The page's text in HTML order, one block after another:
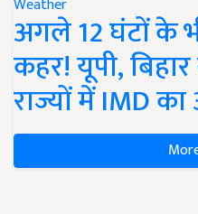
अगले 12 घंटों के
कहर! यूपी,
राज्यों में IMD